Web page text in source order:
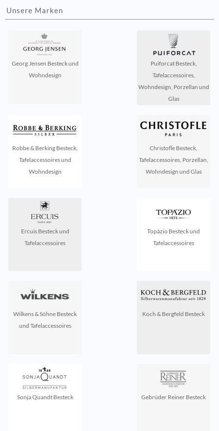
Unsere Marken
Georg Jensen Besteck und
Wohndesign
Puiforcat Besteck,
Tafelaccessoires,
Wohndesign, Porzellan und
Glas
Robbe & Berking Besteck,
Tafelaccessoires und
Wohndesign
Christofle Besteck,
Tafelaccessoires, Porzellan,
Wohndesign und Glas
Ercuis Besteck und
Tafelaccessoires
Topázio Besteck und
Tafelaccessoires
Wilkens & Söhne Besteck
und Tafelaccessoires
Koch & Bergfeld Besteck
Sonja Quandt Besteck Gebrüder Reiner Besteck